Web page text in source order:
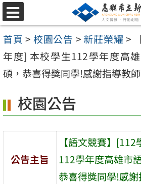
跳
至
主
要
內
區
選
單
首頁 > 校園公告 > 新莊榮耀 >
年度] 本校學生112學年度高
碩，恭喜得獎同學!感謝指導教
校園公告
公告主旨
【語文競賽】
112學年度高雄市
恭喜得獎同學!感